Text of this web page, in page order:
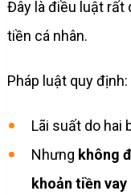
Đây là điều luật rất
tiền cá nhân.
Pháp luật quy định:
Lãi suất do hai
Nhưng không
khoản tiền vay